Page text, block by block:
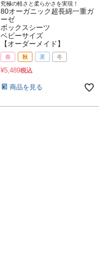
究極の軽さと柔らかさを実現！
80オーガニック超長綿一重ガ
ーゼ
ボックスシーツ
ベビーサイズ
【オーダーメイド】
春 秋 夏 冬
¥5,489税込
商品を見る